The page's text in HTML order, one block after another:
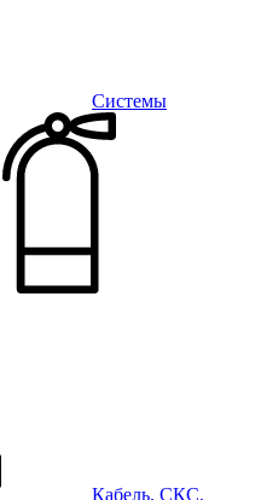
Системы
Кабель, СКС,